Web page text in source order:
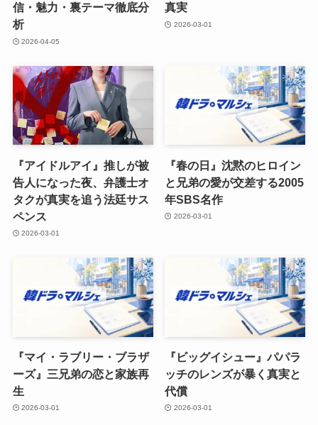
信・魅力・裏テーマ徹底分
析
2026-04-05
真実
2026-03-01
『アイドルアイ』推しが被
告人になった夜、弁護士オ
タクが真実を追う法廷サス
ペンス
2026-03-01
『春の日』沈黙のヒロイン
と兄弟の愛が交差する2005
年SBS名作
2026-03-01
『マイ・ラブリー・ブラザ
ーズ』三兄弟の恋と家族再
生
2026-03-01
『ビッグイシュー』パパラ
ッチのレンズが暴く真実と
代償
2026-03-01